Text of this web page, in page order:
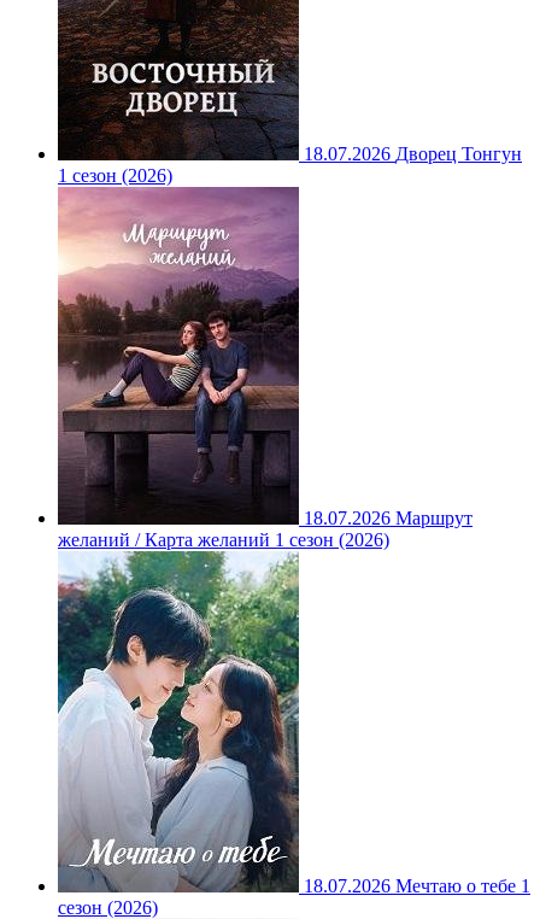
18.07.2026 Дворец Тонгун
1 сезон (2026)
18.07.2026 Маршрут
желаний / Карта желаний 1 сезон (2026)
18.07.2026 Мечтаю о тебе 1
сезон (2026)